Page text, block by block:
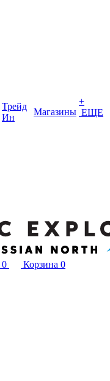
Трейд
Ин
Магазины
+
ЕЩЕ
0 Корзина 0